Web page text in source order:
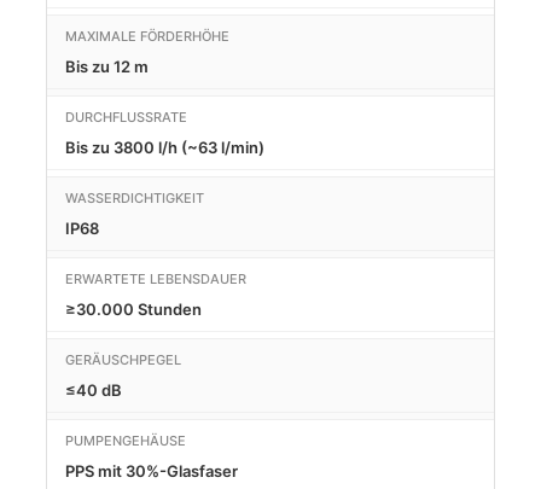
MAXIMALE FÖRDERHÖHE
Bis zu 12 m
DURCHFLUSSRATE
Bis zu 3800 l/h (~63 l/min)
WASSERDICHTIGKEIT
IP68
ERWARTETE LEBENSDAUER
≥30.000 Stunden
GERÄUSCHPEGEL
≤40 dB
PUMPENGEHÄUSE
PPS mit 30%-Glasfaser